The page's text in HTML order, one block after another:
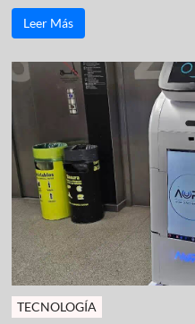
Leer Más
TECNOLOGÍA